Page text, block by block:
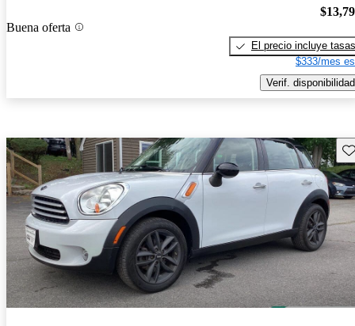
Buena oferta
El precio incluye tasas
$333/mes
Verif. disponibilidad